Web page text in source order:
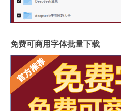
免费可商用字体批量下载